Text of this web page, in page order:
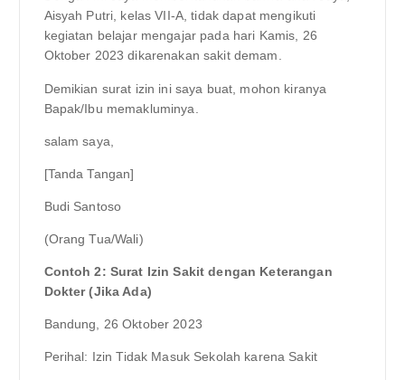
Aisyah Putri, kelas VII-A, tidak dapat mengikuti
kegiatan belajar mengajar pada hari Kamis, 26
Oktober 2023 dikarenakan sakit demam.
Demikian surat izin ini saya buat, mohon kiranya
Bapak/Ibu memakluminya.
salam saya,
[Tanda Tangan]
Budi Santoso
(Orang Tua/Wali)
Contoh 2: Surat Izin Sakit dengan Keterangan
Dokter (Jika Ada)
Bandung, 26 Oktober 2023
Perihal: Izin Tidak Masuk Sekolah karena Sakit